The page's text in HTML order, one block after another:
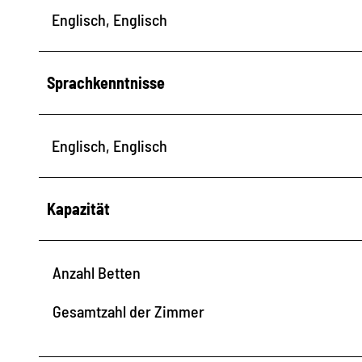
Englisch, Englisch
Sprachkenntnisse
Englisch, Englisch
Kapazität
Anzahl Betten
Gesamtzahl der Zimmer